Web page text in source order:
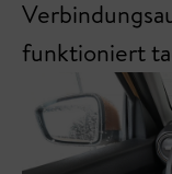
funktioniert